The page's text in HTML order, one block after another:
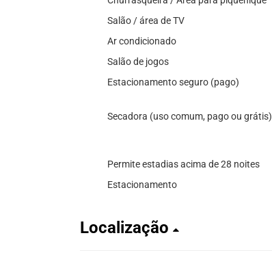
Salão / área de TV
Ar condicionado
Salão de jogos
Estacionamento seguro (pago)
Secadora (uso comum, pago ou grátis)
Permite estadias acima de 28 noites
Estacionamento
Localização